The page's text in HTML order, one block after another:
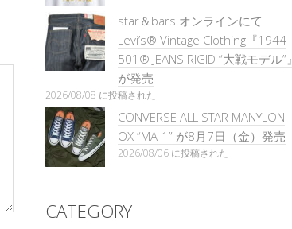
star＆bars オンラインにて
Levi’s® Vintage Clothing『1944
501® JEANS RIGID “大戦モデル”』
が発売
2026/08/08 に投稿された
CONVERSE ALL STAR MANYLON
OX “MA-1” が8月7日（金）発売
2026/08/06 に投稿された
CATEGORY